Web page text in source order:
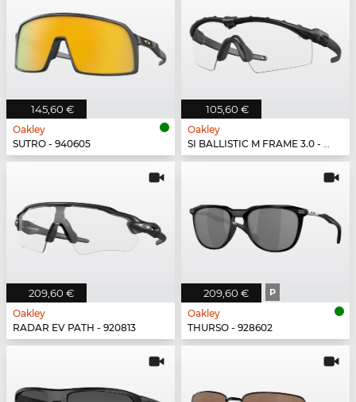
145,60 €
Oakley
SUTRO - 940605
105,60 €
Oakley
SI BALLISTIC M FRAME 3.0 - 914652
209,60 €
Oakley
RADAR EV PATH - 920813
209,60 € P
Oakley
THURSO - 928602